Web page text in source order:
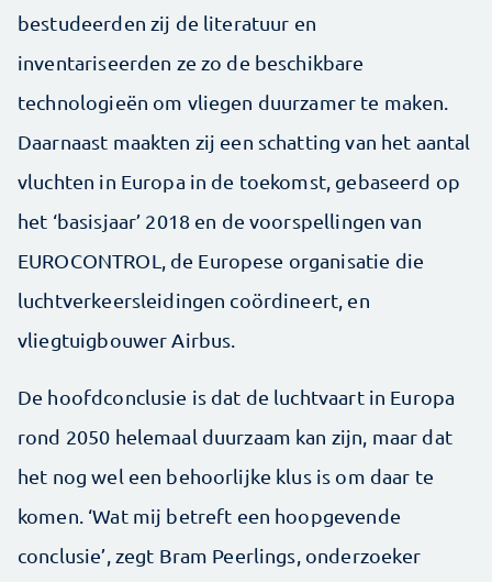
bestudeerden zij de literatuur en
inventariseerden ze zo de beschikbare
technologieën om vliegen duurzamer te maken.
Daarnaast maakten zij een schatting van het aantal
vluchten in Europa in de toekomst, gebaseerd op
het ‘basisjaar’ 2018 en de voorspellingen van
EUROCONTROL, de Europese organisatie die
luchtverkeersleidingen coördineert, en
vliegtuigbouwer Airbus.
De hoofdconclusie is dat de luchtvaart in Europa
rond 2050 helemaal duurzaam kan zijn, maar dat
het nog wel een behoorlijke klus is om daar te
komen. ‘Wat mij betreft een hoopgevende
conclusie’, zegt Bram Peerlings, onderzoeker